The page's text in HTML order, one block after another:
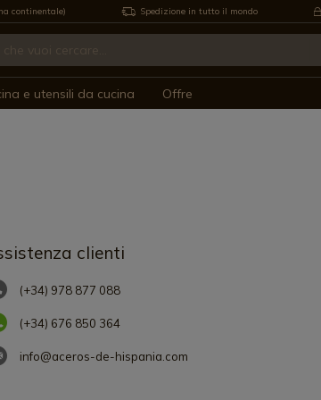
continentale) Spedizione in tutto il mondo
e utensili da cucina Offre
clienti
(+34) 978 877 088
(+34) 676 850 364
info@aceros-de-hispania.com